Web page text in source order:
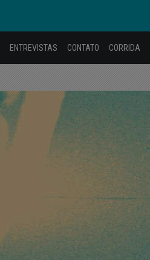
ENTREVISTAS CONTATO CORRIDA